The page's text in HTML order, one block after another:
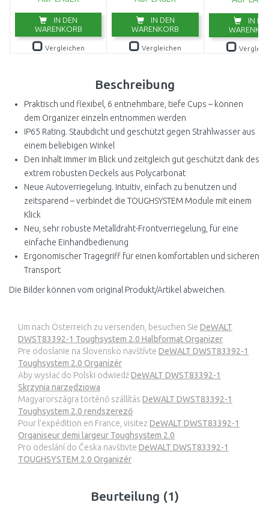
IN DEN
WARENKORB
Vergleichen
IN DEN
WARENKORB
Vergleichen
IN
Beschreibung
Praktisch und flexibel, 6 entnehmbare, tiefe Cups – können
dem Organizer einzeln entnommen werden
IP65 Rating. Staubdicht und geschützt gegen Strahlwasser aus
einem beliebigen Winkel
Den Inhalt immer im Blick und zeitgleich gut geschützt dank des
extrem robusten Deckels aus Polycarbonat
Neue Autoverriegelung. Intuitiv, einfach zu benutzen und
zeitsparend – verbindet die TOUGHSYSTEM Module mit einem
Klick
Neu, sehr robuste Metalldraht-Frontverriegelung, für eine
einfache Einhandbedienung
Ergonomischer Tragegriff für einen komfortablen und sicheren
Transport
Die Bilder können vom original Produkt/Artikel abweichen.
Um nach Österreich zu versenden, besuchen Sie DeWALT
DWST83392-1 Toughsystem 2.0 Halbformat Organizer
Pre odoslanie na Slovensko navštívte DeWALT DWST83392-1
Toughsystem 2.0 Organizér
Aby wysłać do Polski odwiedźDeWALT DWST83392-1
Skrzynia narzędziowa
Magyarországra történő szállítás DeWALT DWST83392-1
Toughsystem 2.0 rendszerező
Pour l’expédition en France, visitez DeWALT DWST83392-1
Organiseur demi largeur Toughsystem 2.0
Pro odeslání do Česka navštivte DeWALT DWST83392-1
TOUGHSYSTEM 2.0 Organizér
Beurteilung (1)